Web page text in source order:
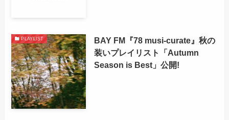
PLAYLIST
BAY FM『78 musi-curate』秋の
装いプレイリスト「Autumn
Season is Best」公開!